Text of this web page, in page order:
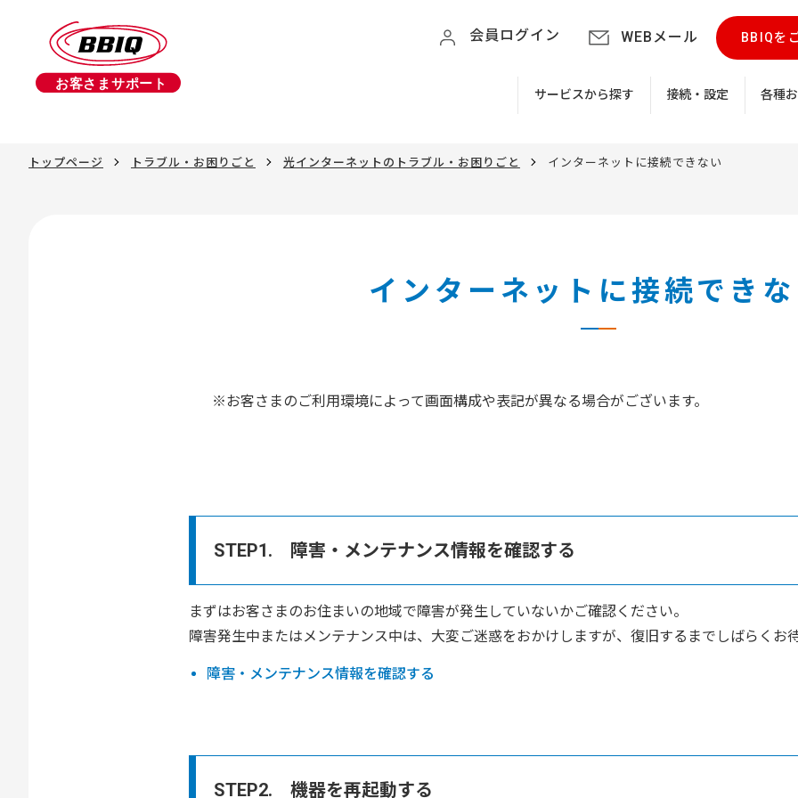
会員ログイン WEBメール BBIQを
サービスから探す 接続・設定 各種
トップページ トラブル・お困りごと 光インターネットのトラブル・お困りごと インターネットに接続できない
インターネットに接続できな
お客さまのご利用環境によって画面構成や表記が異なる場合がございます。
STEP1. 障害・メンテナンス情報を確認する
まずはお客さまのお住まいの地域で障害が発生していないかご確認ください。
障害発生中またはメンテナンス中は、大変ご迷惑をおかけしますが、復旧するまでしばらくお
障害・メンテナンス情報を確認する
STEP2. 機器を再起動する